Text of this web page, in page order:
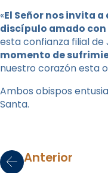
«El Señor nos invita
discípulo amado
esta confianza filial
momento de
nuestro corazón esta
Ambos obispos
Santa.
Anterior